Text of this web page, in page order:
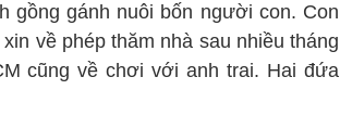
gồng gánh nuôi bốn người con. Con
về phép thăm nhà sau nhiều tháng
cũng về chơi với anh trai. Hai đứa